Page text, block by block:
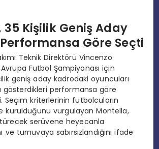
Kişilik Geniş Aday
Göre Seçti
Teknik Direktörü Vincenzo
Futbol Şampiyonası için
geniş aday kadrodaki oyuncuları
gösterdikleri performansa göre
Seçim kriterlerinin futbolcuların
kurulduğunu vurgulayan Montella,
serüvene heyecanla
ve turnuvaya sabırsızlandığını ifade